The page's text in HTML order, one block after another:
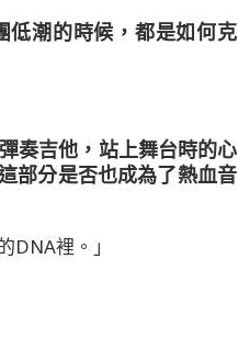
潮的時候，都是如何克
奏吉他，站上舞台時的心
部分是否也成為了熱血音
DNA裡。」